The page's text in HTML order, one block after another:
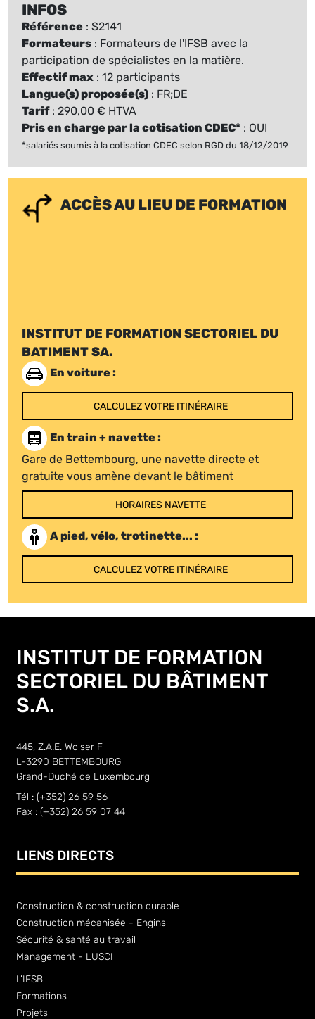
INFOS
Référence : S2141
Formateurs : Formateurs de l'IFSB avec la
participation de spécialistes en la matière.
Effectif max : 12 participants
Langue(s) proposée(s) : FR;DE
Tarif: 290,00 € HTVA
Pris en charge par la cotisation CDEC* : OUI
*salariés soumis à la cotisation CDEC selon RGD du 18/12/2019
ACCÈS AU LIEU DE FORMATION
INSTITUT DE FORMATION SECTORIEL DU
BATIMENT SA.
En voiture :
CALCULEZ VOTRE ITINÉRAIRE
En train + navette :
Gare de Bettembourg, une navette directe et
gratuite vous amène devant le bâtiment
HORAIRES NAVETTE
A pied, vélo, trotinette... :
CALCULEZ VOTRE ITINÉRAIRE
INSTITUT DE FORMATION
SECTORIEL DU BÂTIMENT
S.A.
445, Z.A.E. Wolser F
L-3290 BETTEMBOURG
Grand-Duché de Luxembourg
Tél : (+352) 26 59 56
Fax : (+352) 26 59 07 44
LIENS DIRECTS
Construction & construction durable
Construction mécanisée - Engins
Sécurité & santé au travail
Management - LUSCI
L’IFSB
Formations
Projets